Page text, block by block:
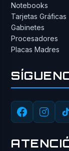
Notebooks
Tarjetas Gráficas
Gabinetes
Procesadores
Placas Madres